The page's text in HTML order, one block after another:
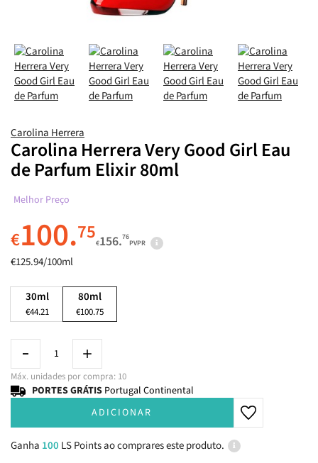
Carolina Herrera
Carolina Herrera Very Good Girl Eau
de Parfum Elixir 80ml
Melhor Preço
€100.75€156.76
PVPR
€125.94/100ml
30ml
€44.21
80ml
€100.75
Máx. unidades por compra: 10
PORTES GRÁTIS Portugal Continental
ADICIONAR
Ganha 100 LS Points ao comprares este produto.